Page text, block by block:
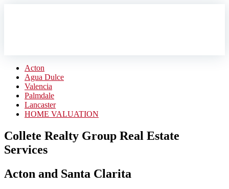
Acton
Agua Dulce
Valencia
Palmdale
Lancaster
HOME VALUATION
Collete Realty Group Real Estate
Services
Acton and Santa Clarita